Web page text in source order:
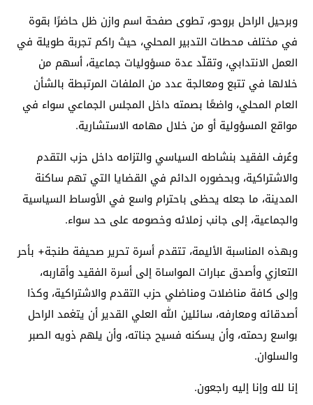
وبرحيل الراحل بروحو، تطوى صفحة اسم وازن ظل حاضرًا بقوة
في مختلف محطات التدبير المحلي، حيث راكم تجربة طويلة في
العمل الانتدابي، وتقلّد عدة مسؤوليات جماعية، أسهم من
خلالها في تتبع ومعالجة عدد من الملفات المرتبطة بالشأن
العام المحلي، واضعًا بصمته داخل المجلس الجماعي سواء في
مواقع المسؤولية أو من خلال مهامه الاستشارية.
وعُرف الفقيد بنشاطه السياسي والتزامه داخل حزب التقدم
والاشتراكية، وبحضوره الدائم في القضايا التي تهم ساكنة
المدينة، ما جعله يحظى باحترام واسع في الأوساط السياسية
والجماعية، إلى جانب زملائه وخصومه على حد سواء.
وبهذه المناسبة الأليمة، تتقدم أسرة تحرير صحيفة طنجة+ بأحر
التعازي وأصدق عبارات المواساة إلى أسرة الفقيد وأقاربه،
وإلى كافة مناضلات ومناضلي حزب التقدم والاشتراكية، وكذا
أصدقائه ومعارفه، سائلين الله العلي القدير أن يتغمد الراحل
بواسع رحمته، وأن يسكنه فسيح جناته، وأن يلهم ذويه الصبر
والسلوان.
إنا لله وإنا إليه راجعون.